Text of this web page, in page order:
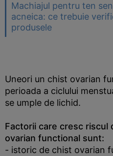
Machiajul pentru ten
acneica: ce trebuie
produsele
Uneori un chist ovarian
perioada a ciclului
se umple de lichid.
Factorii care cresc riscul
ovarian functional sunt:
- istoric de chist ovarian